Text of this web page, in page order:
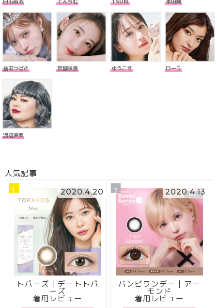
益若つばさ 宮脇咲良 ゆうこす ローラ
渡辺直美
人気記事
1
2020.4.20
トパーズ｜デートトパ
ーズ
着用レビュー
2 2020.4.13
バンビワンデー｜アー
モンド
着用レビュー